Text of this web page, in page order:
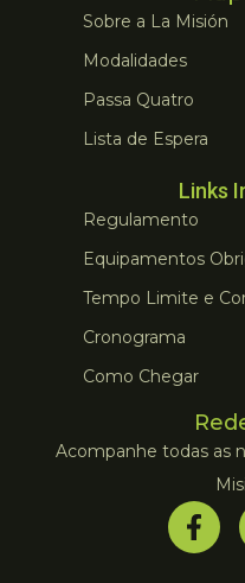
Sobre a La Misión
Modalidades
Passa Quatro
Lista de Espera
Links
Regulamento
Equipamentos
Tempo Limite e
Cronograma
Como Chegar
Acompanhe todas as